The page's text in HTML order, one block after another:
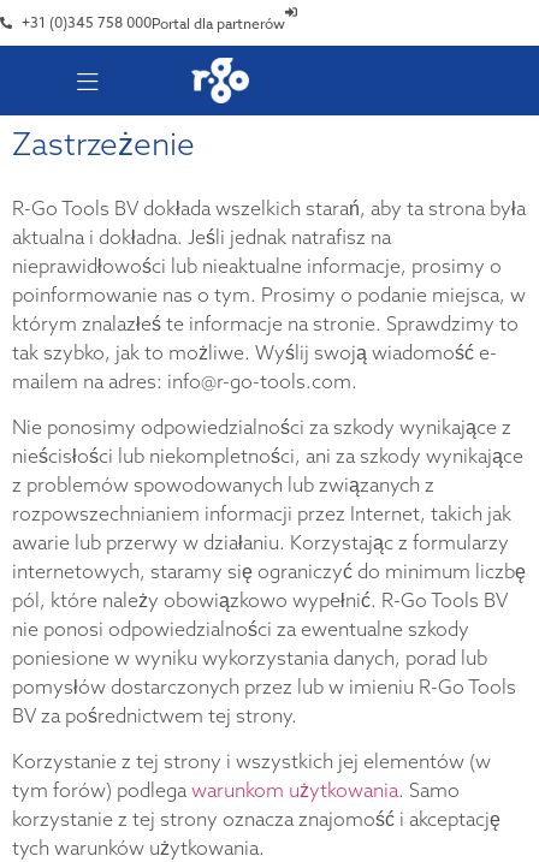
+31 (0)345 758 000Portal dla partnerów
Zastrzeżenie
R-Go Tools BV dokłada wszelkich starań, aby ta strona była
aktualna i dokładna. Jeśli jednak natrafisz na
nieprawidłowości lub nieaktualne informacje, prosimy o
poinformowanie nas o tym. Prosimy o podanie miejsca, w
którym znalazłeś te informacje na stronie. Sprawdzimy to
tak szybko, jak to możliwe. Wyślij swoją wiadomość e-
mailem na adres: info@r-go-tools.com.
Nie ponosimy odpowiedzialności za szkody wynikające z
nieścisłości lub niekompletności, ani za szkody wynikające
z problemów spowodowanych lub związanych z
rozpowszechnianiem informacji przez Internet, takich jak
awarie lub przerwy w działaniu. Korzystając z formularzy
internetowych, staramy się ograniczyć do minimum liczbę
pól, które należy obowiązkowo wypełnić. R-Go Tools BV
nie ponosi odpowiedzialności za ewentualne szkody
poniesione w wyniku wykorzystania danych, porad lub
pomysłów dostarczonych przez lub w imieniu R-Go Tools
BV za pośrednictwem tej strony.
Korzystanie z tej strony i wszystkich jej elementów (w
tym forów) podlegawarunkom użytkowania. Samo
korzystanie z tej strony oznacza znajomość i akceptację
tych warunków użytkowania.